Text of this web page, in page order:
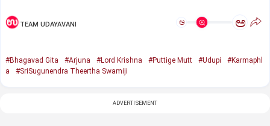
TEAM UDAYAVANI ಅ ಅ
#Bhagavad Gita #Arjuna #Lord Krishna #Puttige Mutt #Udupi
#Karmaphl
a
#SriSugunendra Theertha Swamiji
ADVERTISEMENT